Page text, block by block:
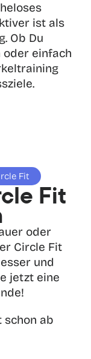
ist als
Ob Du
oder einfach
Fit
Fit
oder
Circle Fit
und
jetzt eine
schon ab